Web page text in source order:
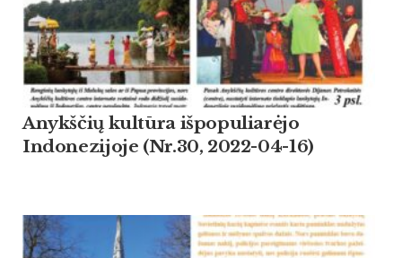
Anykščių kultūra išpopuliarėjo
Indonezijoje (Nr.30, 2022-04-16)